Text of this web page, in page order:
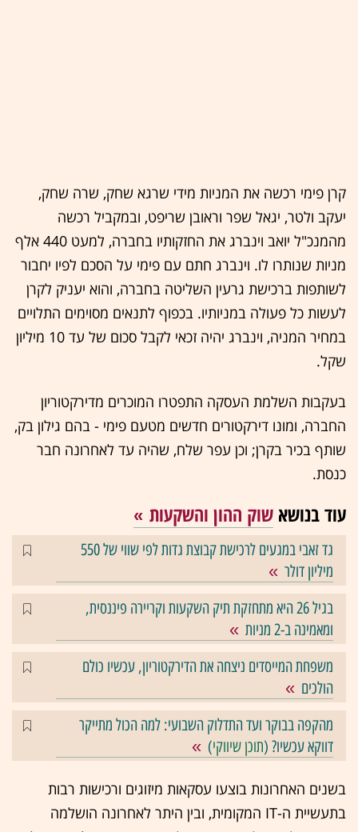
קרן פימי רכשה את המניות מידי שרגא שחק, שרה שחק,
יעקב ולטר, יגאל שפר וראובן שריפט, ובמקביל רכשה
מהמנכ"ל יואב וינברג את החזקותיו בחברה, למעט 440 אלף
מניות שנותרו לו. וינברג חתם עם פימי על הסכם לפיו יחבור
לשותפות ברכישת גרעין השליטה בחברה, והוא יעניק לקרן
לעשות כל פעולה במניותיו. בכפוף לתנאים מסוימים התלויים
במחיר המניה, וינברג יהיה זכאי לקבל סכום של עד 10 מיליון
שקל.
בעקבות השלמת העסקה התפטרו המוכרים מדירקטוריון
החברה, ומונו דירקטורים חדשים מטעם פימי - בהם גילון בק,
שותף בכיר בקרן; וכן עפר שלח, שהיה עד לאחרונה חבר
כנסת.
עוד בנושא שוק ההון והשקעות
גד זאבי במגעים לרכישת קבוצת גדות לפי שווי של 550
מיליון דולר
בגיל 26 היא מתחזקת תיק השקעות וקריירה פיננסית,
ומאמינה ב-2 מניות
משפחת המייסדים ניצחה את הדירקטוריון, עכשיו כולם
הולכים
מהקפה בבוקר ועד התדלוק השבועי: למה הכול מתייקר
דווקא עכשיו? (תוכן שיווקי)
בשנים האחרונות בוצעו עסקאות מיזוגים ורכישות רבות
בתעשיית ה-IT המקומית, ובין היתר לאחרונה הושלמה